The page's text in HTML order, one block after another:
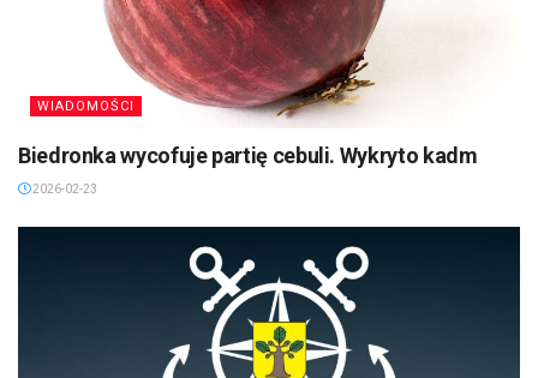
WIADOMOŚCI
Biedronka wycofuje partię cebuli. Wykryto kadm
2026-02-23